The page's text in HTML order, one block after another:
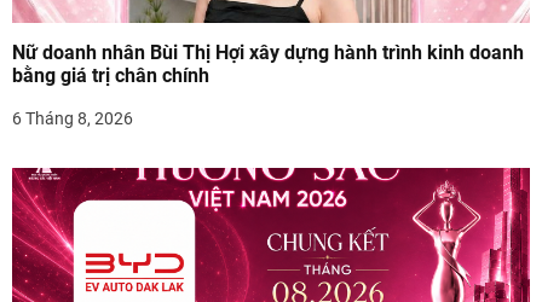
Nữ doanh nhân Bùi Thị Hợi xây dựng hành trình kinh doanh
bằng giá trị chân chính
6 Tháng 8, 2026